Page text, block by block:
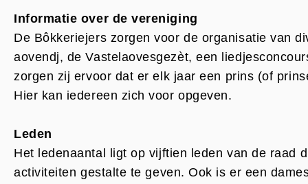
Informatie over de vereniging
De Bôkkeriejers zorgen voor de organisatie van
aovendj, de Vastelaovesgezèt, een
zorgen zij ervoor dat er elk jaar een prins (of
Hier kan iedereen zich voor opgeven.
Leden
Het ledenaantal ligt op vijftien leden van de raad
activiteiten gestalte te geven. Ook is er een